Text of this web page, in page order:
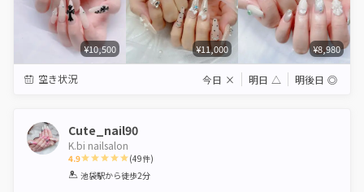
¥10,500 ¥11,000 ¥8,980
空き状況 今日 × 明日 △ 明後日 ◎
Cute_nail90
K.bi nailsalon
4.9
1 2 3 4 5
(49件)
池袋駅から徒歩2分